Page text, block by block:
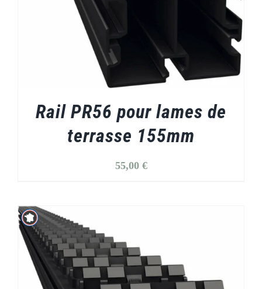
Rail PR56 pour lames de
terrasse 155mm
55,00 €